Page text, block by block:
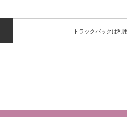
トラックバックは利